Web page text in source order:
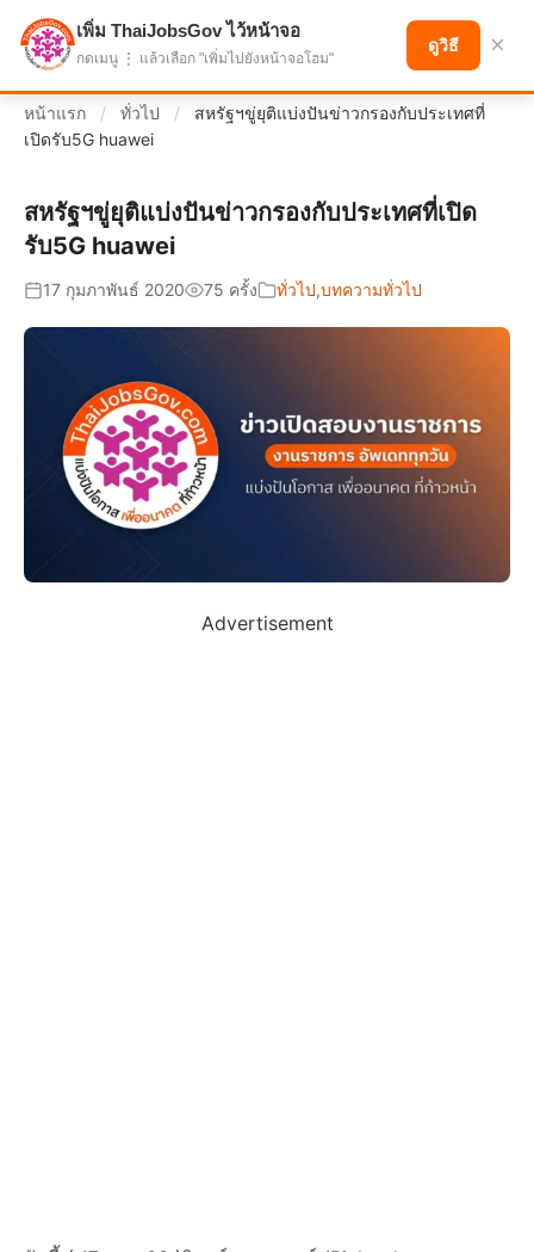
แบ่งปันโอกาส เพื่ออนาคตที่ก้าวหน้า
หน้าแรก / ทั่วไป /
สหรัฐฯขู่ยุติแบ่งปันข่าวกรองกับประเทศที่
เปิดรับ5G huawei
สหรัฐฯขู่ยุติแบ่งปันข่าวกรองกับประเทศที่เปิด
รับ5G huawei
17 กุมภาพันธ์ 2020 75 ครั้ง ทั่วไป,บทความทั่วไป
Advertisement
เพิ่ม ThaiJobsGov ไว้หน้าจอ
กดเมนู ⋮ แล้วเลือก "เพิ่มไปยังหน้าจอโฮม"
ดูวิธี ×